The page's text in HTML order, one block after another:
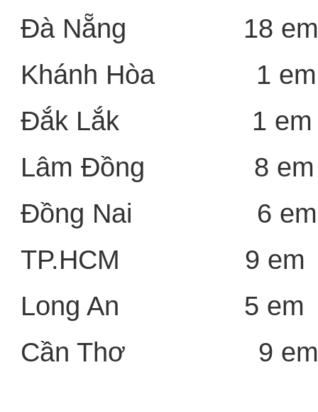
Đà Nẵng 18 em
Khánh Hòa 1 em
Đắk Lắk 1 em
Lâm Đồng 8 em
Đồng Nai 6 em
TP.HCM 9 em
Long An 5 em
Cần Thơ 9 em